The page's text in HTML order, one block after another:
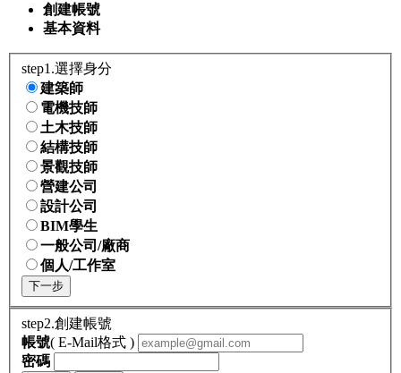
創建帳號
基本資料
step1.選擇身分
建築師
電機技師
土木技師
結構技師
景觀技師
營建公司
設計公司
BIM學生
一般公司/廠商
個人/工作室
下一步
step2.創建帳號
帳號( E-Mail格式 )
密碼